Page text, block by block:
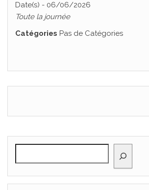
Date(s) - 06/06/2026
Toute la journée
Catégories Pas de Catégories